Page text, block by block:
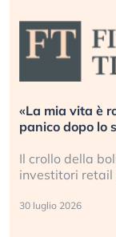
«La mia vita è
panico dopo lo
Il crollo della
investitori retail
30 luglio 2026